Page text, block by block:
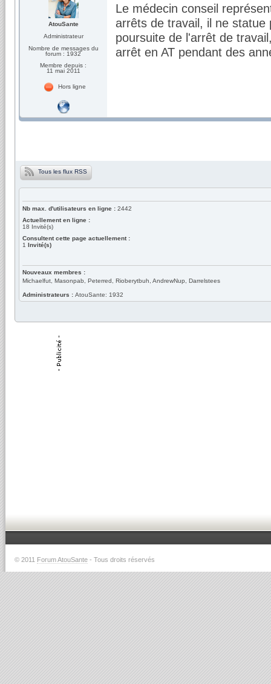
AtouSante
Administrateur
Nombre de messages du
forum : 1932
Membre depuis :
11 mai 2011
Hors ligne
Le médecin conseil
arrêts de travail, il ne
poursuite de l'arrêt de
arrêt en AT pendant des
Tous les flux RSS
Nb max. d'utilisateurs en ligne : 2442
Actuellement en ligne :
18 Invité(s)
Consultent cette page actuellement :
1 Invité(s)
Nouveaux membres :
Michaelfut, Masonpab, Peterred, Rioberytbuh, AndrewNup, Darrelstees
Administrateurs : AtouSante: 1932
© 2011 Forum AtouSante - Tous droits réservés